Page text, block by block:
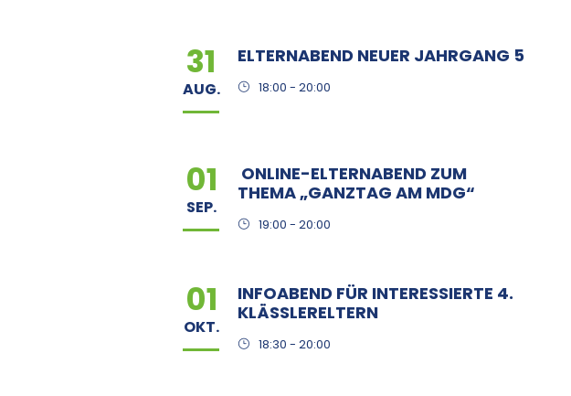
31
AUG.
ELTERNABEND NEUER JAHRGANG 5
18:00 - 20:00
01
SEP.
ONLINE-ELTERNABEND ZUM
THEMA „GANZTAG AM MDG“
19:00 - 20:00
01
OKT.
INFOABEND FÜR INTERESSIERTE 4.
KLÄSSLERELTERN
18:30 - 20:00